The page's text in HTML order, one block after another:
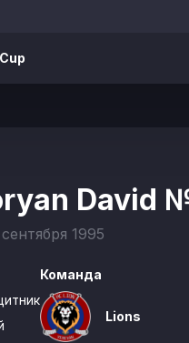
David
1995
Команда
Lions